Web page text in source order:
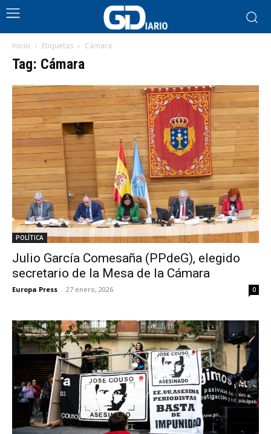
Inicio Etiquetas Cámara
Tag: Cámara
POLÍTICA
Julio García Comesaña (PPdeG), elegido
secretario de la Mesa de la Cámara
Europa Press - 27 enero, 2026 0